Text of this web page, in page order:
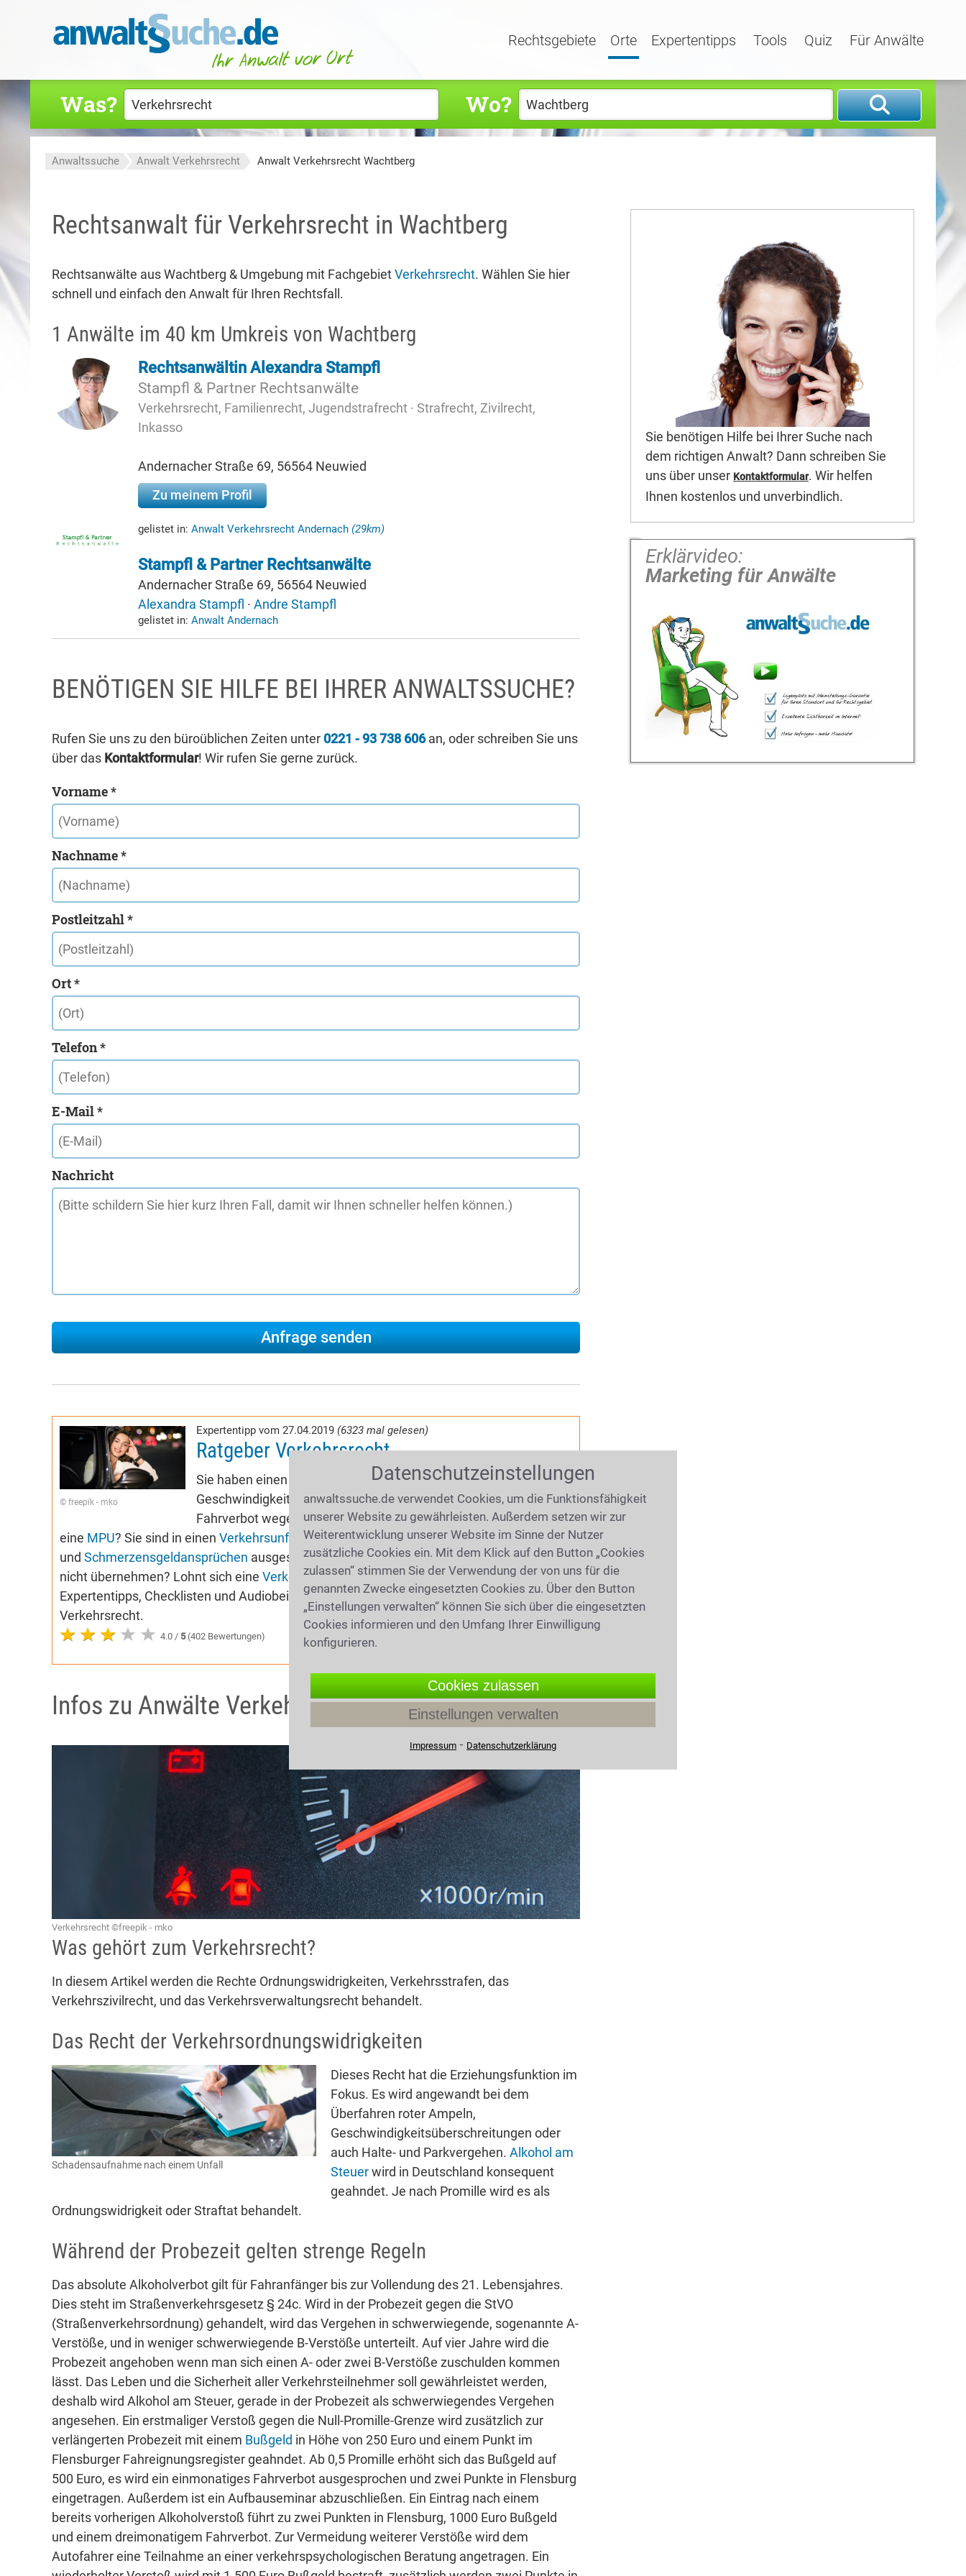
Rechtsgebiete Orte Expertentipps Tools Quiz Für Anwälte
Was? Wo?
Anwaltssuche Anwalt Verkehrsrecht Anwalt Verkehrsrecht Wachtberg
Rechtsanwalt für Verkehrsrecht in Wachtberg
Rechtsanwälte aus Wachtberg & Umgebung mit FachgebietVerkehrsrecht. Wählen Sie hier
schnell und einfach den Anwalt für Ihren Rechtsfall.
1 Anwälte im 40 km Umkreis von Wachtberg
Rechtsanwältin Alexandra Stampfl
Stampfl & Partner Rechtsanwälte
Verkehrsrecht, Familienrecht, Jugendstrafrecht · Strafrecht, Zivilrecht,
Inkasso
Andernacher Straße 69, 56564 Neuwied
Zu meinem Profil
gelistet in: Anwalt Verkehrsrecht Andernach (29km)
Stampfl & Partner Rechtsanwälte
Andernacher Straße 69, 56564 Neuwied
Alexandra Stampfl · Andre Stampfl
gelistet in: Anwalt Andernach
BENÖTIGEN SIE HILFE BEI IHRER ANWALTSSUCHE?
Rufen Sie uns zu den büroüblichen Zeiten unter 0221 - 93 738 606an, oder schreiben Sie uns
über das Kontaktformular! Wir rufen Sie gerne zurück.
Vorname *
Nachname *
Postleitzahl *
Ort *
Telefon *
E-Mail *
Nachricht
© freepik - mko
Expertentipp vom 27.04.2019 (6323 mal gelesen)
Ratgeber Verkehrsrecht
Sie haben einen Bußgeldbescheid wegen
Geschwindigkeitsüberschreitung erhalten? Ihnen droht ein
Fahrverbot wegen Alkohol am Steuer ,Drogen am Steueroder
eine MPU? Sie sind in einen Verkehrsunfall
verwickelt? Sie sehen sich Schadensersatz-
und Schmerzensgeldansprüchen ausgesetzt? Ihre Versicherung will den Unfallschaden
nicht übernehmen? Lohnt sich eine Verkehrsrechtsschutzversicherung? Unsere aktuellen
Expertentipps, Checklisten und Audiobeiträge beantworten Ihre wichtigsten Fragen zum
Verkehrsrecht.
4.0 / 5(402 Bewertungen)
Infos zu Anwälte Verkehrsrecht in Wachtberg
Verkehrsrecht ©freepik - mko
Was gehört zum Verkehrsrecht?
In diesem Artikel werden die Rechte Ordnungswidrigkeiten, Verkehrsstrafen, das
Verkehrszivilrecht, und das Verkehrsverwaltungsrecht behandelt.
Das Recht der Verkehrsordnungswidrigkeiten
Schadensaufnahme nach einem Unfall
Dieses Recht hat die Erziehungsfunktion im
Fokus. Es wird angewandt bei dem
Überfahren roter Ampeln,
Geschwindigkeitsüberschreitungen oder
auch Halte- und Parkvergehen. Alkohol am
Steuerwird in Deutschland konsequent
geahndet. Je nach Promille wird es als
Ordnungswidrigkeit oder Straftat behandelt.
Während der Probezeit gelten strenge Regeln
Das absolute Alkoholverbot gilt für Fahranfänger bis zur Vollendung des 21. Lebensjahres.
Dies steht im Straßenverkehrsgesetz § 24c. Wird in der Probezeit gegen die StVO
(Straßenverkehrsordnung) gehandelt, wird das Vergehen in schwerwiegende, sogenannte A-
Verstöße, und in weniger schwerwiegende B-Verstöße unterteilt. Auf vier Jahre wird die
Probezeit angehoben wenn man sich einen A- oder zwei B-Verstöße zuschulden kommen
lässt. Das Leben und die Sicherheit aller Verkehrsteilnehmer soll gewährleistet werden,
deshalb wird Alkohol am Steuer, gerade in der Probezeit als schwerwiegendes Vergehen
angesehen. Ein erstmaliger Verstoß gegen die Null-Promille-Grenze wird zusätzlich zur
verlängerten Probezeit mit einem Bußgeld in Höhe von 250 Euro und einem Punkt im
Flensburger Fahreignungsregister geahndet. Ab 0,5 Promille erhöht sich das Bußgeld auf
500 Euro, es wird ein einmonatiges Fahrverbot ausgesprochen und zwei Punkte in Flensburg
eingetragen. Außerdem ist ein Aufbauseminar abzuschließen. Ein Eintrag nach einem
bereits vorherigen Alkoholverstoß führt zu zwei Punkten in Flensburg, 1000 Euro Bußgeld
und einem dreimonatigem Fahrverbot. Zur Vermeidung weiterer Verstöße wird dem
Autofahrer eine Teilnahme an einer verkehrspsychologischen Beratung angetragen. Ein
Sie benötigen Hilfe bei Ihrer Suche nach
dem richtigen Anwalt? Dann schreiben Sie
uns über unser Kontaktformular. Wir helfen
Ihnen kostenlos und unverbindlich.
Erklärvideo:
Marketing für Anwälte
Datenschutzeinstellungen
anwaltssuche.de verwendet Cookies, um die Funktionsfähigkeit
unserer Website zu gewährleisten. Außerdem setzen wir zur
Weiterentwicklung unserer Website im Sinne der Nutzer
zusätzliche Cookies ein. Mit dem Klick auf den Button „Cookies
zulassen“ stimmen Sie der Verwendung der von uns für die
genannten Zwecke eingesetzten Cookies zu. Über den Button
„Einstellungen verwalten“ können Sie sich über die eingesetzten
Cookies informieren und den Umfang Ihrer Einwilligung
konfigurieren.
Cookies zulassen
Einstellungen verwalten
Impressum ⁃ Datenschutzerklärung